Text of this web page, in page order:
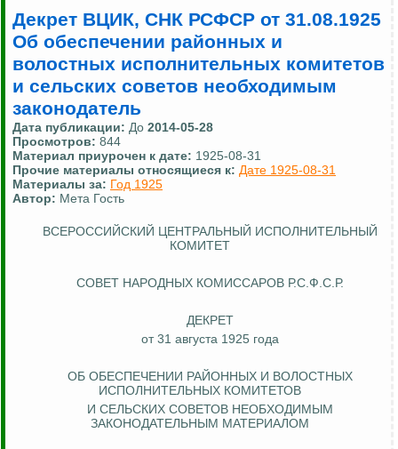
Декрет ВЦИК, СНК РСФСР от 31.08.1925
Об обеспечении районных и
волостных исполнительных комитетов
и сельских советов необходимым
законодатель
Дата публикации: До 2014-05-28
Просмотров: 844
Материал приурочен к дате: 1925-08-31
Прочие материалы относящиеся к: Дате 1925-08-31
Материалы за: Год 1925
Автор: Мета Гость
ВСЕРОССИЙСКИЙ ЦЕНТРАЛЬНЫЙ ИСПОЛНИТЕЛЬНЫЙ
КОМИТЕТ
СОВЕТ НАРОДНЫХ КОМИССАРОВ Р.С.Ф.С.Р.
ДЕКРЕТ
от 31 августа 1925 года
ОБ ОБЕСПЕЧЕНИИ РАЙОННЫХ И ВОЛОСТНЫХ
ИСПОЛНИТЕЛЬНЫХ КОМИТЕТОВ
И СЕЛЬСКИХ СОВЕТОВ НЕОБХОДИМЫМ
ЗАКОНОДАТЕЛЬНЫМ МАТЕРИАЛОМ